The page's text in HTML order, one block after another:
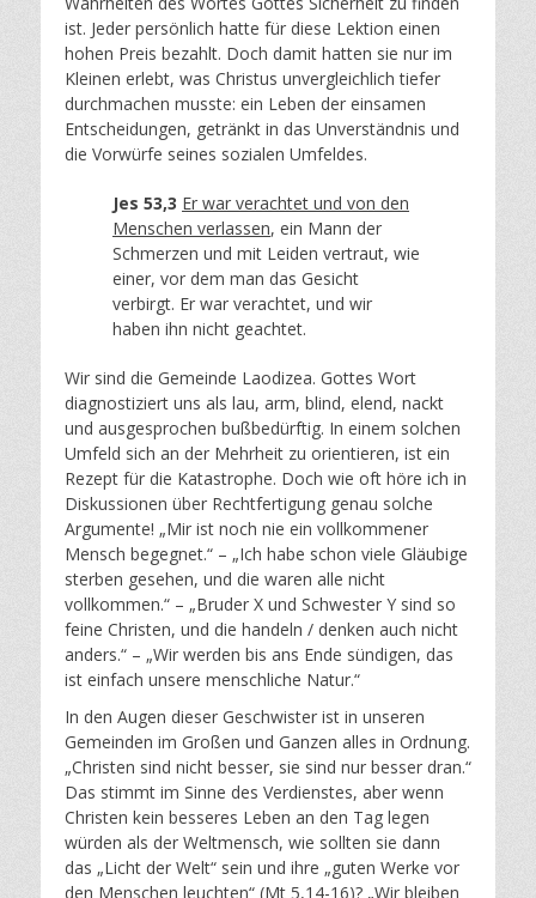
ist. Jeder persönlich hatte für diese Lektion einen
hohen Preis bezahlt. Doch damit hatten sie nur im
Kleinen erlebt, was Christus unvergleichlich tiefer
durchmachen musste: ein Leben der einsamen
Entscheidungen, getränkt in das Unverständnis und
die Vorwürfe seines sozialen Umfeldes.
Jes 53,3 Er war verachtet und von den
Menschen verlassen, ein Mann der
Schmerzen und mit Leiden vertraut, wie
einer, vor dem man das Gesicht
verbirgt. Er war verachtet, und wir
haben ihn nicht geachtet.
Wir sind die Gemeinde Laodizea. Gottes Wort
diagnostiziert uns als lau, arm, blind, elend, nackt
und ausgesprochen bußbedürftig. In einem solchen
Umfeld sich an der Mehrheit zu orientieren, ist ein
Rezept für die Katastrophe. Doch wie oft höre ich in
Diskussionen über Rechtfertigung genau solche
Argumente! „Mir ist noch nie ein vollkommener
Mensch begegnet.“ – „Ich habe schon viele Gläubige
sterben gesehen, und die waren alle nicht
vollkommen.“ – „Bruder X und Schwester Y sind so
feine Christen, und die handeln / denken auch nicht
anders.“ – „Wir werden bis ans Ende sündigen, das
ist einfach unsere menschliche Natur.“
In den Augen dieser Geschwister ist in unseren
Gemeinden im Großen und Ganzen alles in Ordnung.
„Christen sind nicht besser, sie sind nur besser dran.“
Das stimmt im Sinne des Verdienstes, aber wenn
Christen kein besseres Leben an den Tag legen
würden als der Weltmensch, wie sollten sie dann
das „Licht der Welt“ sein und ihre „guten Werke vor
den Menschen leuchten“ (Mt 5,14-16)? „Wir bleiben